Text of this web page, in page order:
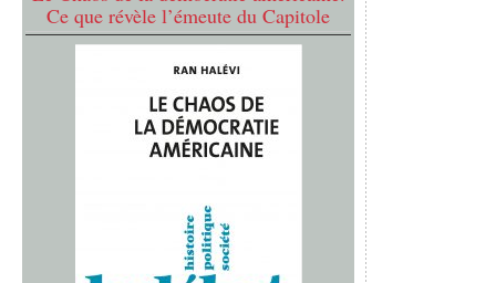
Ce que révèle l’émeute du Capitole